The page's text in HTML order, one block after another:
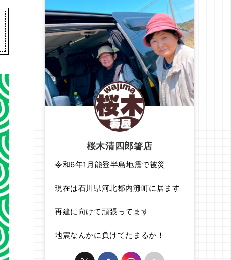
桜木清四郎箸店
令和6年1月能登半島地震で被災
現在は石川県河北郡内灘町に居ます
再建に向けて頑張ってます
地震なんかに負けてたまるか！